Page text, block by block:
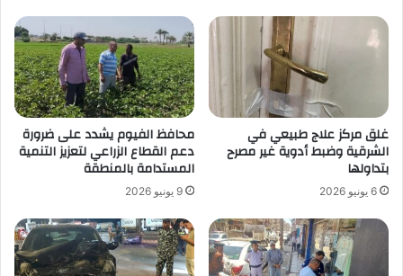
غلق مركز علاج طبيعي في
الشرقية وضبط أدوية غير مصرح
بتداولها
6 يونيو 2026
محافظ الفيوم يشدد على ضرورة
دعم القطاع الزراعي لتعزيز التنمية
المستدامة بالمنطقة
9 يونيو 2026